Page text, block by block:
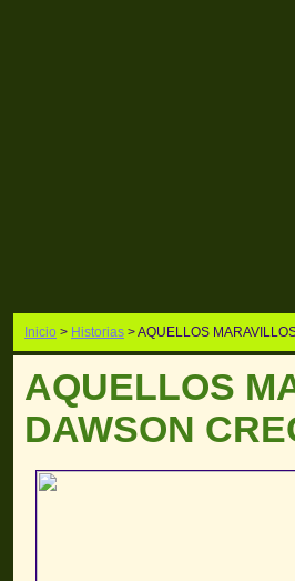
Inicio > Historias > AQUELLOS
AQUELLOS
DAWSON